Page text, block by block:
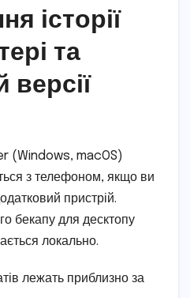
історії
та
версії
(Windows, macOS)
з телефоном, якщо ви
пристрій.
бекапу для десктопу
локально.
лежать приблизно за